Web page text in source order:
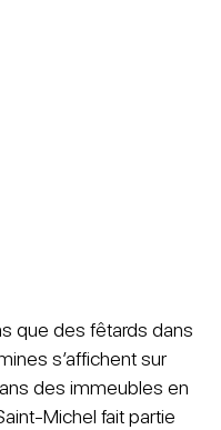
que des fêtards dans
s’affichent sur
des immeubles en
Michel fait partie